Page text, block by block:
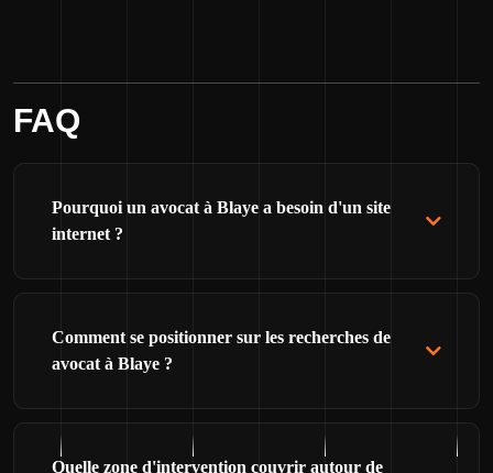
FAQ
Pourquoi un avocat à Blaye a besoin d'un site
internet ?
Comment se positionner sur les recherches de
avocat à Blaye ?
Quelle zone d'intervention couvrir autour de